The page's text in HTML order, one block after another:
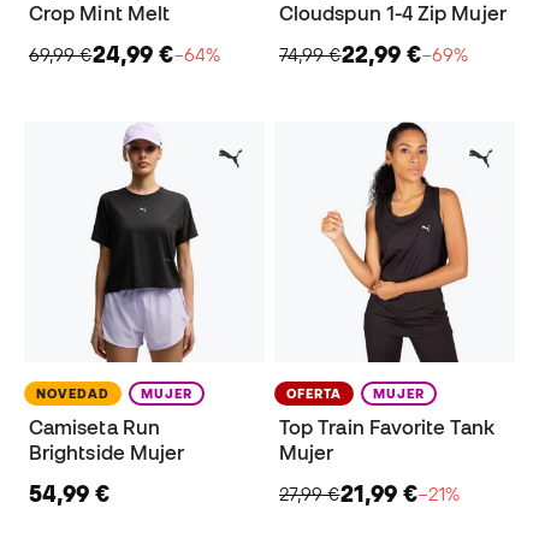
Crop Mint Melt
69,99 €24,99 €−64%
Cloudspun 1-4 Zip Mujer
74,99 €22,99 €−69%
NOVEDAD MUJER
Camiseta Run
Brightside Mujer
54,99 €
OFERTA MUJER
Top Train Favorite Tank
Mujer
27,99 €21,99 €−21%